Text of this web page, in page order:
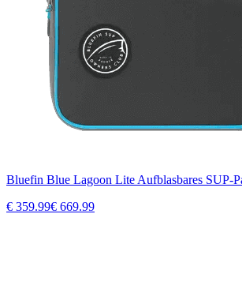
Bluefin Blue Lagoon Lite Aufblasbares SUP-
€ 359.99€ 669.99